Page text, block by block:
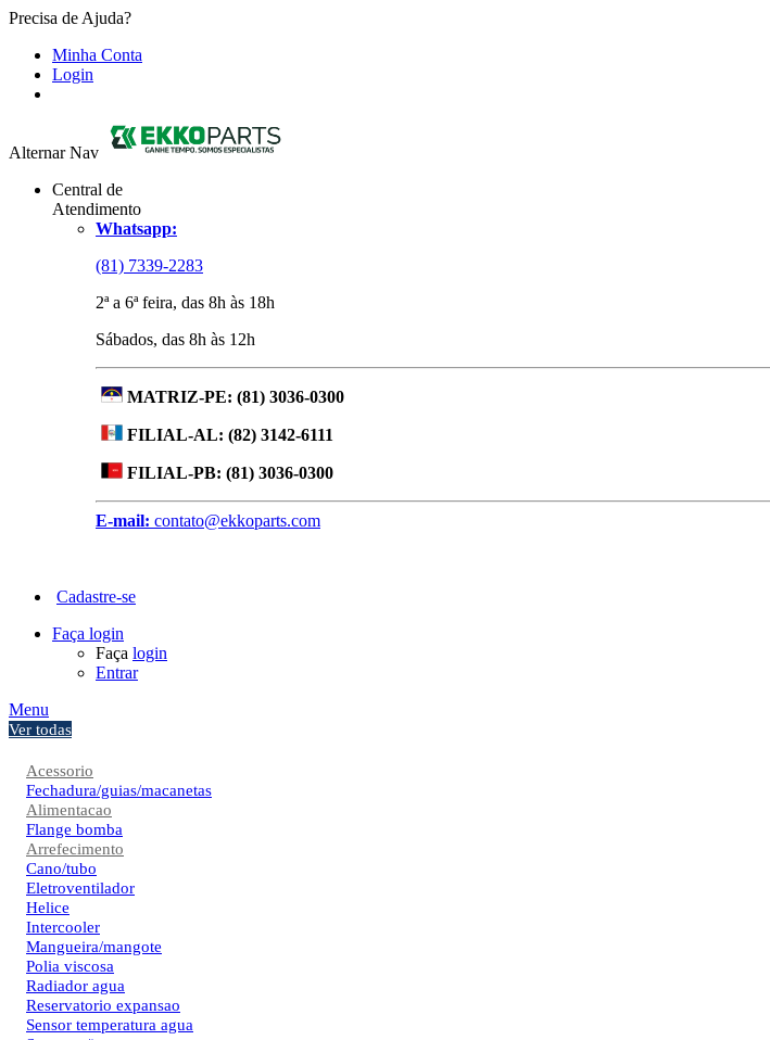
Precisa de Ajuda?
Minha Conta
Login
Alternar Nav
Central de
Atendimento
Whatsapp:
(81) 7339-2283
2ª a 6ª feira, das 8h às 18h
Sábados, das 8h às 12h
MATRIZ-PE: (81) 3036-0300
FILIAL-AL: (82) 3142-6111
FILIAL-PB: (81) 3036-0300
E-mail: contato@ekkoparts.com
Cadastre-se
Faça login
Faça login
Entrar
Menu
Ver todas
Acessorio
Fechadura/guias/macanetas
Alimentacao
Flange bomba
Arrefecimento
Cano/tubo
Eletroventilador
Helice
Intercooler
Mangueira/mangote
Polia viscosa
Radiador agua
Reservatorio expansao
Sensor temperatura agua